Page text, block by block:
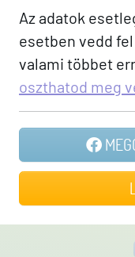
Az adatok
esetben vedd
valami többet
oszthatod meg